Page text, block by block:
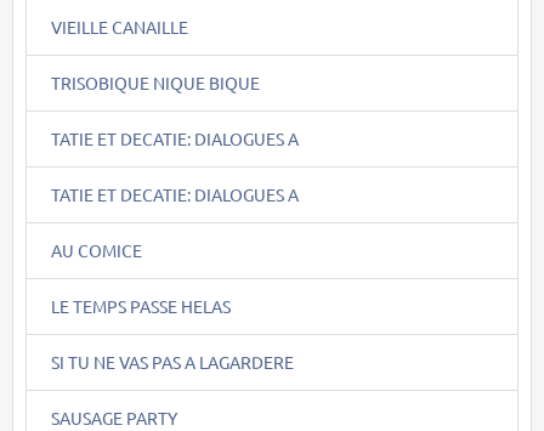
VIEILLE CANAILLE
TRISOBIQUE NIQUE BIQUE
TATIE ET DECATIE: DIALOGUES A
TATIE ET DECATIE: DIALOGUES A
AU COMICE
LE TEMPS PASSE HELAS
SI TU NE VAS PAS A LAGARDERE
SAUSAGE PARTY